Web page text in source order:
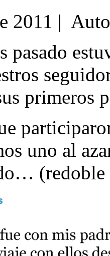
2011 |
pasado
primeros
uno al
(redoble